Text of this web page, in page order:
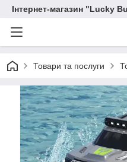
Інтернет-магазин "Lucky
Товари та послуги